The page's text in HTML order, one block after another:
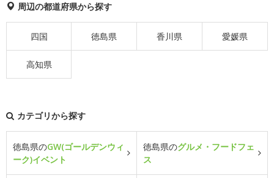
周辺の都道府県から探す
四国 徳島県 香川県 愛媛県
高知県
カテゴリから探す
徳島県のGW(ゴールデンウィ
ーク)イベント
徳島県のグルメ・フードフェ
ス